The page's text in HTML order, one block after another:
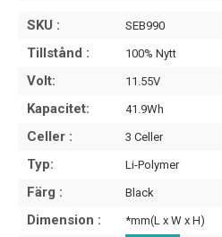
SKU : SEB990
Tillstånd : 100% Nytt
Volt: 11.55V
Kapacitet: 41.9Wh
Celler : 3 Celler
Typ: Li-Polymer
Färg : Black
Dimension : *mm(L x W x H)